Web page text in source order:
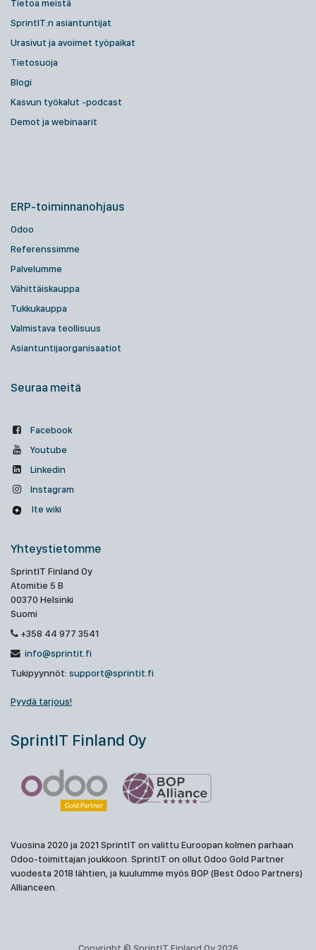
Tietoa meistä
SprintIT:n asiantuntijat
Urasivut ja avoimet työpaikat
Tietosuoja
Blogi
Kasvun työkalut -podcast
Demot ja webinaarit
ERP-toiminnanohjaus
Odoo
Referenssimme
Palvelumme
Vähittäiskauppa
Tukkukauppa
Valmistava teollisuus
Asiantuntijaorganisaatiot
Seuraa meitä
Facebook
Youtube
Linkedin
Instagram
Ite wiki
Yhteystietomme
SprintIT Finland Oy
Atomitie 5 B
00370 Helsinki
Suomi
+358 44 977 3541
info@sprintit.fi
Tukipyynnöt: support@sprintit.fi
Pyydä tarjous!
SprintIT Finland Oy
Vuosina 2020 ja 2021 SprintIT on valittu Euroopan kolmen parhaan
Odoo-toimittajan joukkoon. SprintIT on ollut Odoo Gold Partner
vuodesta 2018 lähtien, ja kuulumme myös BOP (Best Odoo Partners)
Allianceen.
Copyright © SprintIT Finland Oy 2026